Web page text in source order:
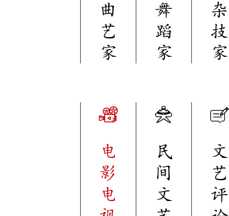
曲
艺
家
舞
蹈
家
杂
技
家
电
影
电
民
间
文
文
艺
评